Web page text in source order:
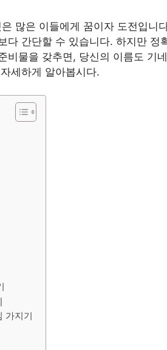
많은 이들에게 꿈이자 도전입니
다 간단할 수 있습니다. 하지만 정
비물을 갖추면, 당신의 이름도 기
세하게 알아봅시다.
가지기